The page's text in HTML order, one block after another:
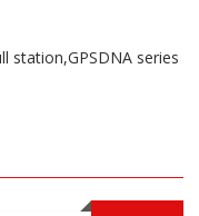
station,GPSDNA series